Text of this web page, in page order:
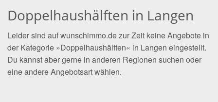
Doppelhaushälften in Langen
Leider sind auf wunschimmo.de zur Zeit keine Angebote in
der Kategorie »Doppelhaushälften« in Langen eingestellt.
Du kannst aber gerne in anderen Regionen suchen oder
eine andere Angebotsart wählen.